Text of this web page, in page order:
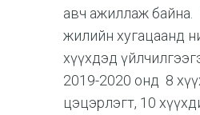
авч ажиллаж байна.
жилийн хугацаанд
хүүхдэд
2019-2020 онд 8
цэцэрлэгт, 10